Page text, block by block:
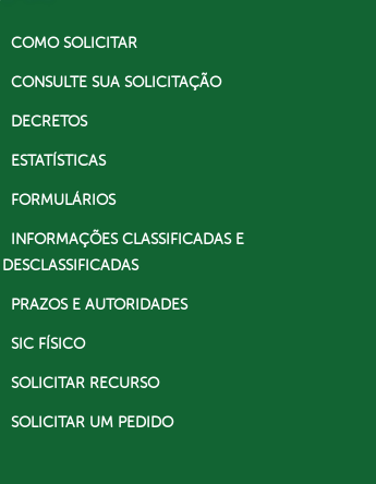
COMO SOLICITAR
CONSULTE SUA SOLICITAÇÃO
DECRETOS
ESTATÍSTICAS
FORMULÁRIOS
INFORMAÇÕES CLASSIFICADAS E
DESCLASSIFICADAS
PRAZOS E AUTORIDADES
SIC FÍSICO
SOLICITAR RECURSO
SOLICITAR UM PEDIDO